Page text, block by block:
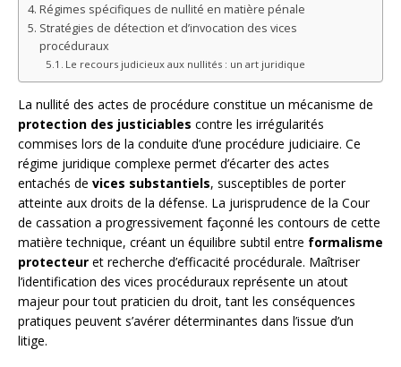
Régimes spécifiques de nullité en matière pénale
Stratégies de détection et d’invocation des vices
procéduraux
Le recours judicieux aux nullités : un art juridique
La nullité des actes de procédure constitue un mécanisme de
protection des justiciables contre les irrégularités
commises lors de la conduite d’une procédure judiciaire. Ce
régime juridique complexe permet d’écarter des actes
entachés de vices substantiels, susceptibles de porter
atteinte aux droits de la défense. La jurisprudence de la Cour
de cassation a progressivement façonné les contours de cette
matière technique, créant un équilibre subtil entre formalisme
protecteur et recherche d’efficacité procédurale. Maîtriser
l’identification des vices procéduraux représente un atout
majeur pour tout praticien du droit, tant les conséquences
pratiques peuvent s’avérer déterminantes dans l’issue d’un
litige.